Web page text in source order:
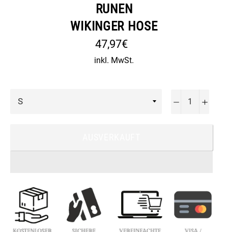
RUNEN
WIKINGER HOSE
Normaler
Preis
47,97€
inkl. MwSt.
− +